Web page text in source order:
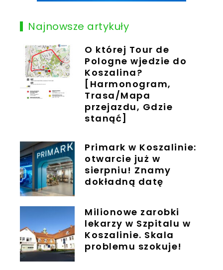
Najnowsze artykuły
O której Tour de
Pologne wjedzie do
Koszalina?
[Harmonogram,
Trasa/Mapa
przejazdu, Gdzie
stanąć]
Primark w Koszalinie:
otwarcie już w
sierpniu! Znamy
dokładną datę
Milionowe zarobki
lekarzy w Szpitalu w
Koszalinie. Skala
problemu szokuje!